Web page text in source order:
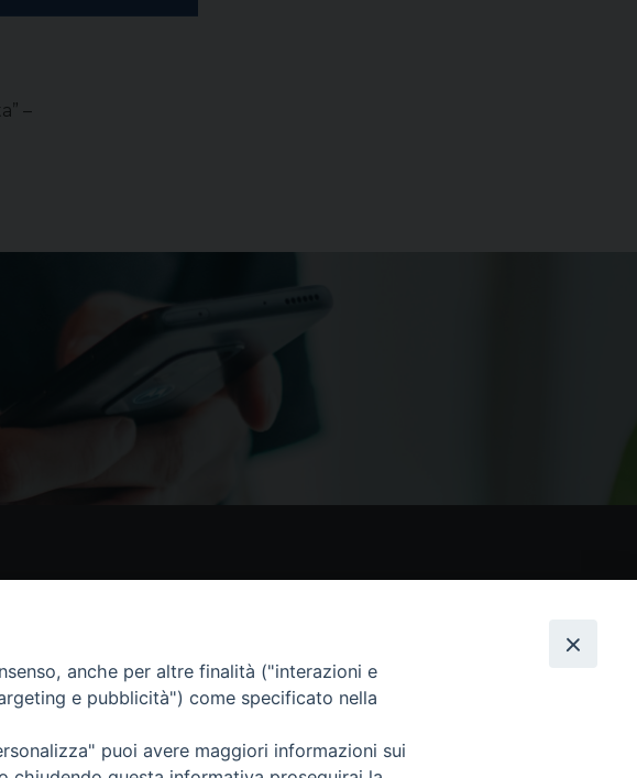
–
anche per altre finalità ("interazioni e
e pubblicità") come specificato nella
puoi avere maggiori informazioni sui